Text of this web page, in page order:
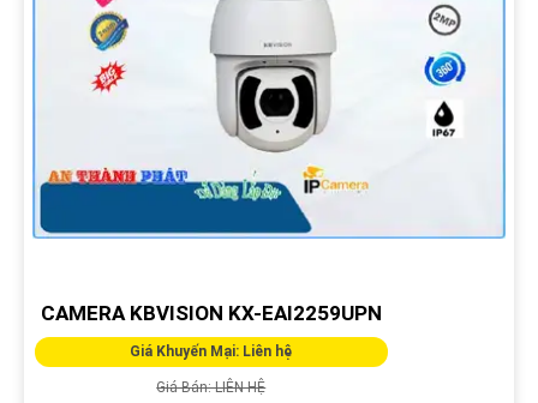
CAMERA KBVISION KX-EAI2259UPN
Giá Khuyến Mại: Liên hệ
Giá Bán: LIÊN HỆ